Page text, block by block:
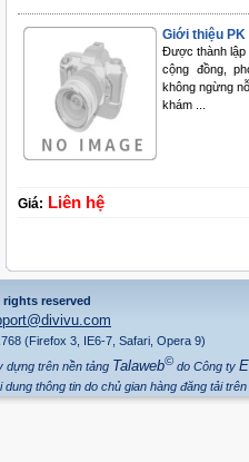
Giới thiệu PK
Được thành lập
cộng đồng,
không ngừng
khám ...
Giá: Liên hệ
rights reserved
(Firefox 3, IE6-7, Safari, Opera 9)
dựng trên nền tảng Talaweb© do Công ty
thông tin do chủ gian hàng đăng tải